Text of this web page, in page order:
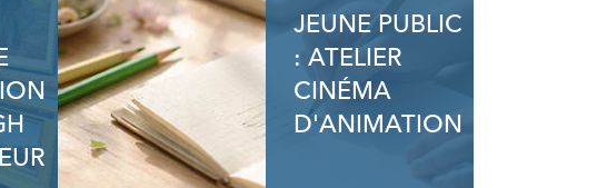
JEUNE PUBLIC
: ATELIER
CINÉMA
D'ANIMATION